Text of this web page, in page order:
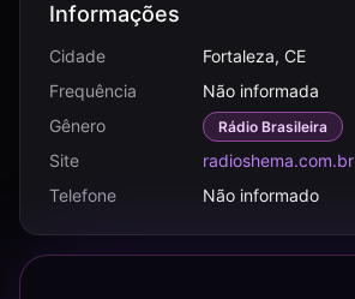
Informações
Cidade
Fortaleza, CE
Frequência
Não informada
Gênero
Rádio Brasileira
Site
radioshema.com.br
Telefone
Não informado